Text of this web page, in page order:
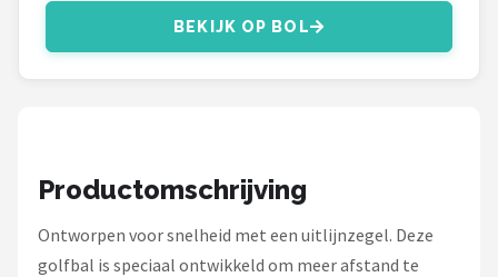
Callaway
Wilson
BEKIJK OP BOL
Productomschrijving
Ontworpen voor snelheid met een uitlijnzegel. Deze
golfbal is speciaal ontwikkeld om meer afstand te